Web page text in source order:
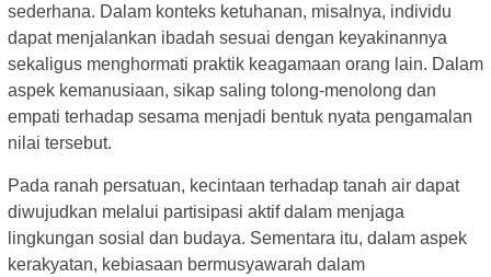
sederhana. Dalam konteks ketuhanan, misalnya, individu
dapat menjalankan ibadah sesuai dengan keyakinannya
sekaligus menghormati praktik keagamaan orang lain. Dalam
aspek kemanusiaan, sikap saling tolong-menolong dan
empati terhadap sesama menjadi bentuk nyata pengamalan
nilai tersebut.
Pada ranah persatuan, kecintaan terhadap tanah air dapat
diwujudkan melalui partisipasi aktif dalam menjaga
lingkungan sosial dan budaya. Sementara itu, dalam aspek
kerakyatan, kebiasaan bermusyawarah dalam